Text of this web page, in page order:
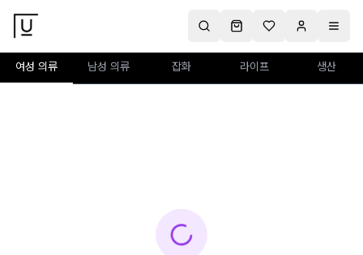
여성 의류 남성 의류 잡화 라이프 생산